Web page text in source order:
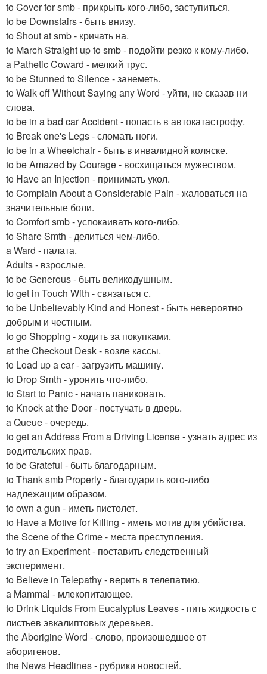
to Cover for smb - прикрыть кого-либо, заступиться.
to be Downstairs - быть внизу.
to Shout at smb - кричать на.
to March Straight up to smb - подойти резко к кому-либо.
a Pathetic Coward - мелкий трус.
to be Stunned to Silence - занеметь.
to Walk off Without Saying any Word - уйти, не сказав ни
слова.
to be in a bad car Accident - попасть в автокатастрофу.
to Break one's Legs - сломать ноги.
to be in a Wheelchair - быть в инвалидной коляске.
to be Amazed by Courage - восхищаться мужеством.
to Have an Injection - принимать укол.
to Complain About a Considerable Pain - жаловаться на
значительные боли.
to Comfort smb - успокаивать кого-либо.
to Share Smth - делиться чем-либо.
a Ward - палата.
Adults - взрослые.
to be Generous - быть великодушным.
to get in Touch With - связаться с.
to be Unbelievably Kind and Honest - быть невероятно
добрым и честным.
to go Shopping - ходить за покупками.
at the Checkout Desk - возле кассы.
to Load up a car - загрузить машину.
to Drop Smth - уронить что-либо.
to Start to Panic - начать паниковать.
to Knock at the Door - постучать в дверь.
a Queue - очередь.
to get an Address From a Driving License - узнать адрес из
водительских прав.
to be Grateful - быть благодарным.
to Thank smb Properly - благодарить кого-либо
надлежащим образом.
to own a gun - иметь пистолет.
to Have a Motive for Killing - иметь мотив для убийства.
the Scene of the Crime - места преступления.
to try an Experiment - поставить следственный
эксперимент.
to Believe in Telepathy - верить в телепатию.
a Mammal - млекопитающее.
to Drink Liquids From Eucalyptus Leaves - пить жидкость с
листьев эвкалиптовых деревьев.
the Aborigine Word - слово, произошедшее от
аборигенов.
the News Headlines - рубрики новостей.